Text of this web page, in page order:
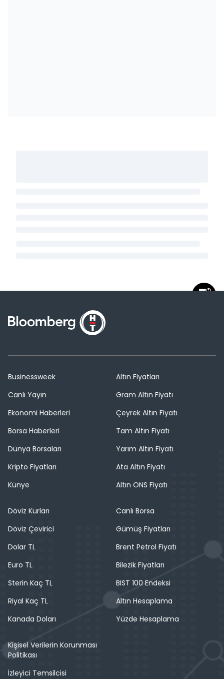
Businessweek
Canlı Yayın
Ekonomi Haberleri
Borsa Haberleri
Dünya Borsaları
Kripto Fiyatları
Künye
Altın Fiyatları
Gram Altın Fiyatı
Çeyrek Altın Fiyatı
Tam Altın Fiyatı
Yarım Altın Fiyatı
Ata Altın Fiyatı
Altın ONS Fiyatı
Döviz Kurları
Döviz Çevirici
Dolar TL
Euro TL
Sterin Kaç TL
Riyal Kaç TL
Kanada Doları
Canlı Borsa
Gümüş Fiyatları
Brent Petrol Fiyatı
Bilezik Fiyatları
BIST 100 Endeksi
Altın Hesaplama
Yüzde Hesaplama
Kişisel Verilerin Korunması
Politikası
İzleyici Temsilcisi